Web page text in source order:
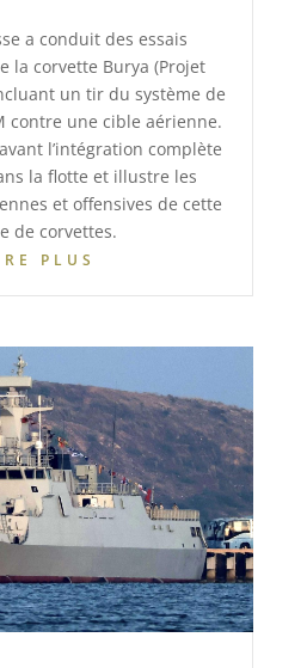
a conduit des essais
la corvette Burya (Projet
un tir du système de
contre une cible aérienne.
l’intégration complète
la flotte et illustre les
et offensives de cette
de corvettes.
PLUS